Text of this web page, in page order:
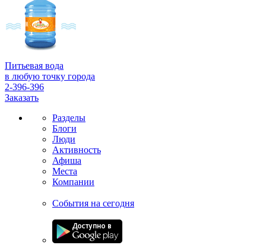
Питьевая вода
в любую точку города
2-396-396
Заказать
Разделы
Блоги
Люди
Активность
Афиша
Места
Компании
События на сегодня